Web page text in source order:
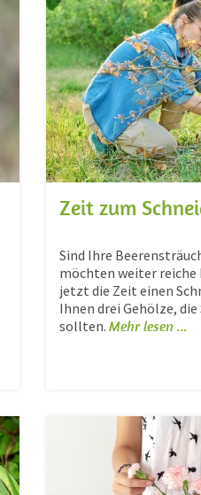
Zeit zum
Sind Ihre
möchten weiter reiche
jetzt die Zeit einen
Ihnen drei Gehölze,
sollten. Mehr lesen ...